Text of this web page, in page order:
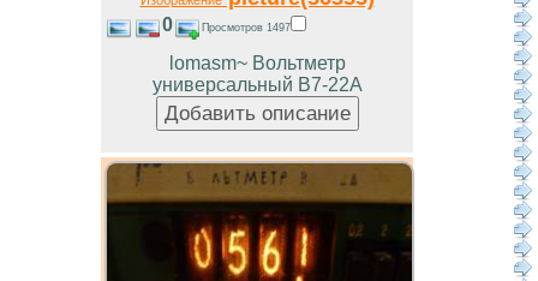
0 Просмотров 1497
lomasm~ Вольтметр
универсальный В7-22А